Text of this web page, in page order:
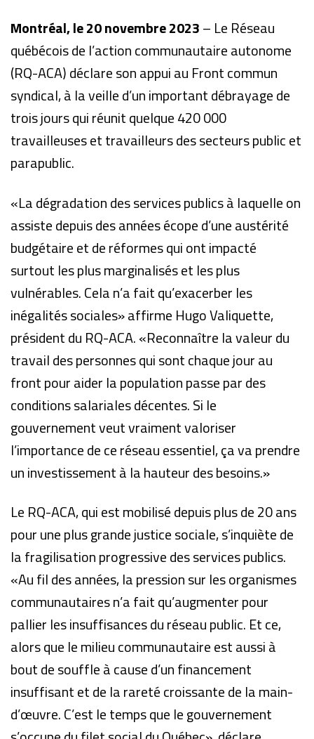
Montréal, le 20 novembre 2023– Le Réseau
québécois de l’action communautaire autonome
(RQ-ACA) déclare son appui au Front commun
syndical, à la veille d’un important débrayage de
trois jours qui réunit quelque 420 000
travailleuses et travailleurs des secteurs public et
parapublic.
«La dégradation des services publics à laquelle on
assiste depuis des années écope d’une austérité
budgétaire et de réformes qui ont impacté
surtout les plus marginalisés et les plus
vulnérables. Cela n’a fait qu’exacerber les
inégalités sociales» affirme Hugo Valiquette,
président du RQ-ACA. «Reconnaître la valeur du
travail des personnes qui sont chaque jour au
front pour aider la population passe par des
conditions salariales décentes. Si le
gouvernement veut vraiment valoriser
l’importance de ce réseau essentiel, ça va prendre
un investissement à la hauteur des besoins.»
Le RQ-ACA, qui est mobilisé depuis plus de 20 ans
pour une plus grande justice sociale, s’inquiète de
la fragilisation progressive des services publics.
«Au fil des années, la pression sur les organismes
communautaires n’a fait qu’augmenter pour
pallier les insuffisances du réseau public. Et ce,
alors que le milieu communautaire est aussi à
bout de souffle à cause d’un financement
insuffisant et de la rareté croissante de la main-
d’œuvre. C’est le temps que le gouvernement